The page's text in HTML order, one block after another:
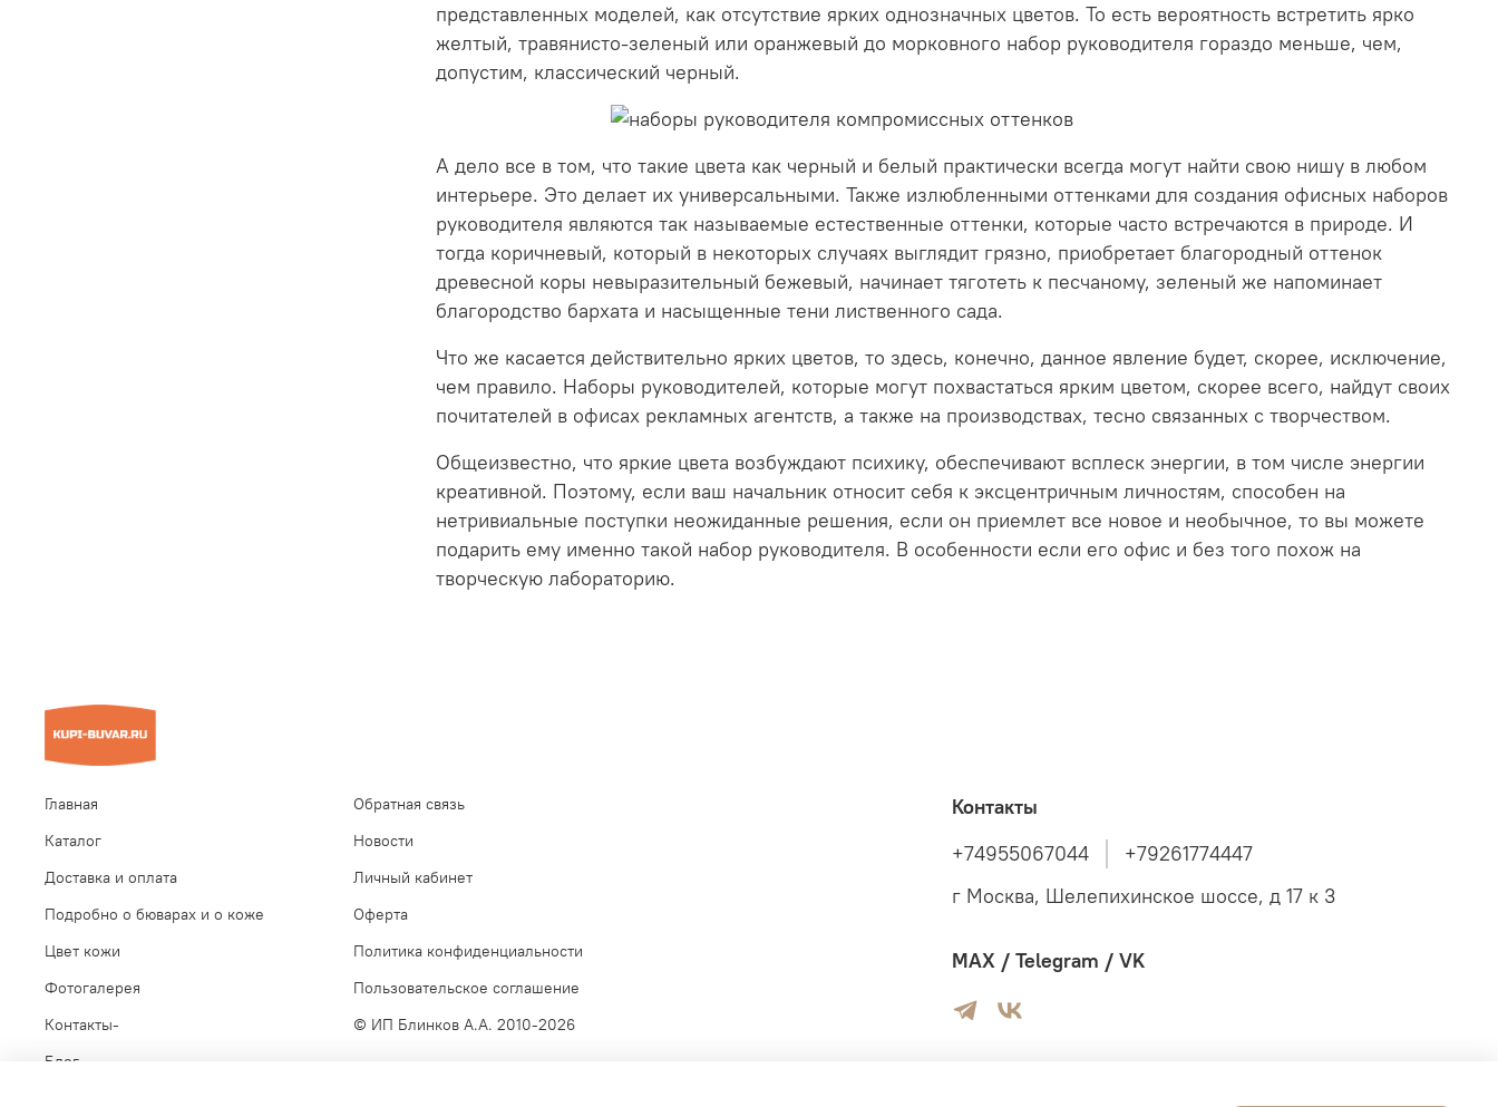
представленных моделей, как отсутствие ярких однозначных цветов. То есть вероятность встретить ярко
желтый, травянисто-зеленый или оранжевый до морковного набор руководителя гораздо меньше, чем,
допустим, классический черный.
А дело все в том, что такие цвета как черный и белый практически всегда могут найти свою нишу в любом
интерьере. Это делает их универсальными. Также излюбленными оттенками для создания офисных наборов
руководителя являются так называемые естественные оттенки, которые часто встречаются в природе. И
тогда коричневый, который в некоторых случаях выглядит грязно, приобретает благородный оттенок
древесной коры невыразительный бежевый, начинает тяготеть к песчаному, зеленый же напоминает
благородство бархата и насыщенные тени лиственного сада.
Что же касается действительно ярких цветов, то здесь, конечно, данное явление будет, скорее, исключение,
чем правило. Наборы руководителей, которые могут похвастаться ярким цветом, скорее всего, найдут своих
почитателей в офисах рекламных агентств, а также на производствах, тесно связанных с творчеством.
Общеизвестно, что яркие цвета возбуждают психику, обеспечивают всплеск энергии, в том числе энергии
креативной. Поэтому, если ваш начальник относит себя к эксцентричным личностям, способен на
нетривиальные поступки неожиданные решения, если он приемлет все новое и необычное, то вы можете
подарить ему именно такой набор руководителя. В особенности если его офис и без того похож на
творческую лабораторию.
Главная
Каталог
Доставка и оплата
Подробно о бюварах и о коже
Цвет кожи
Фотогалерея
Контакты-
Блог
Обратная связь
Новости
Личный кабинет
Оферта
Политика конфиденциальности
Пользовательское соглашение
© ИП Блинков А.А. 2010-2026
Контакты
+74955067044
+79261774447
г Москва, Шелепихинское шоссе, д 17 к 3
MAX / Telegram / VK